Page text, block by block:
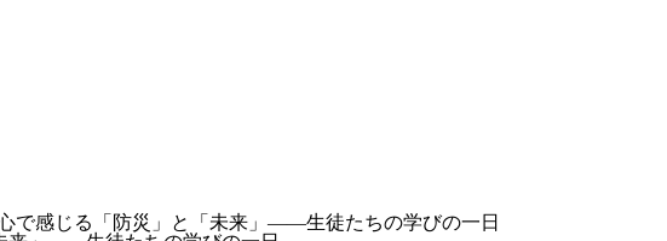
で感じる「防災」と「未来」――生徒たちの学びの一日